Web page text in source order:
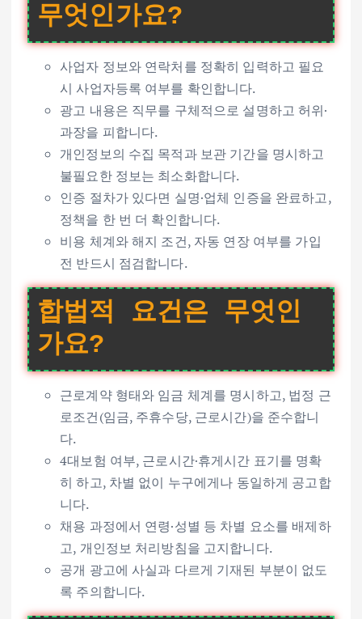
무엇인가요?
사업자 정보와 연락처를 정확히 입력하고 필요
시 사업자등록 여부를 확인합니다.
광고 내용은 직무를 구체적으로 설명하고 허위·
과장을 피합니다.
개인정보의 수집 목적과 보관 기간을 명시하고
불필요한 정보는 최소화합니다.
인증 절차가 있다면 실명·업체 인증을 완료하고,
정책을 한 번 더 확인합니다.
비용 체계와 해지 조건, 자동 연장 여부를 가입
전 반드시 점검합니다.
합법적 요건은 무엇인
가요?
근로계약 형태와 임금 체계를 명시하고, 법정 근
로조건(임금, 주휴수당, 근로시간)을 준수합니
다.
4대보험 여부, 근로시간·휴게시간 표기를 명확
히 하고, 차별 없이 누구에게나 동일하게 공고합
니다.
채용 과정에서 연령·성별 등 차별 요소를 배제하
고, 개인정보 처리방침을 고지합니다.
공개 광고에 사실과 다르게 기재된 부분이 없도
록 주의합니다.